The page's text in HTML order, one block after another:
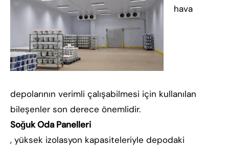
hava
depolarının verimli çalışabilmesi için kullanılan
bileşenler son derece önemlidir.
Soğuk Oda Panelleri
, yüksek izolasyon kapasiteleriyle depodaki